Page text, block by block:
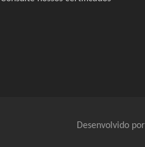
Desenvolvido por